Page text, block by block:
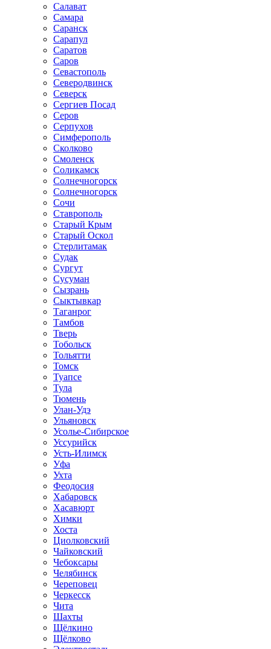
Салават
Самара
Саранск
Сарапул
Саратов
Саров
Севастополь
Северодвинск
Северск
Сергиев Посад
Серов
Серпухов
Симферополь
Сколково
Смоленск
Соликамск
Солнечногорск
Солнечногорск
Сочи
Ставрополь
Старый Крым
Старый Оскол
Стерлитамак
Судак
Сургут
Сусуман
Сызрань
Сыктывкар
Таганрог
Тамбов
Тверь
Тобольск
Тольятти
Томск
Туапсе
Тула
Тюмень
Улан-Удэ
Ульяновск
Усолье-Сибирское
Уссурийск
Усть-Илимск
Уфа
Ухта
Феодосия
Хабаровск
Хасавюрт
Химки
Хоста
Циолковский
Чайковский
Чебоксары
Челябинск
Череповец
Черкесск
Чита
Шахты
Щёлкино
Щёлково